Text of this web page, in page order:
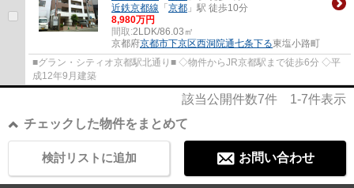
近鉄京都線 「京都 」駅 徒歩10分
8,980万円
間取:2LDK/86.03㎡
京都府京都市下京区西洞院通七条下る東塩小路町
■グラン・シティオ京都駅北通り■ ◇物件からJR京都駅まで徒歩6分 ◇平
成12年9月建築
該当公開件数7件 1-7件表示
チェックした物件をまとめて
お問い合わせ
検討リストに追加